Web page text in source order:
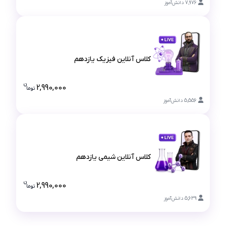
7,976 دانش‌آموز
5,556 دانش‌آموز
کلاس آنلاین فیزیک یازدهم
2,990,000 توما
ن
5,639 دانش‌آموز
کلاس آنلاین شیمی یازدهم
2,990,000 توما
ن